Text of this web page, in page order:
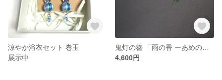
涼やか浴衣セット 巻玉
展示中
4,600円